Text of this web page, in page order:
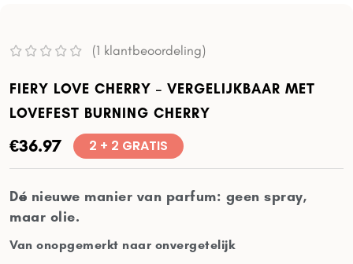
(1 klantbeoordeling)
FIERY LOVE CHERRY – VERGELIJKBAAR MET
LOVEFEST BURNING CHERRY
€36.97 2 + 2 GRATIS
Dé nieuwe manier van parfum: geen spray,
maar olie.
Van onopgemerkt naar onvergetelijk